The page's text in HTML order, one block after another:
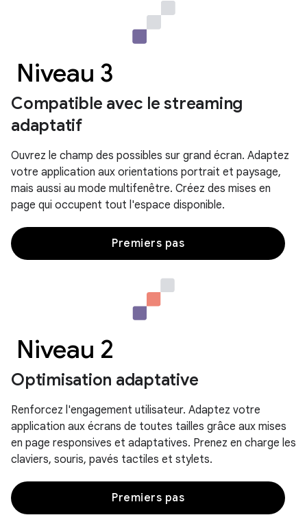
Niveau 3
Compatible avec le streaming
adaptatif
Ouvrez le champ des possibles sur grand écran. Adaptez
votre application aux orientations portrait et paysage,
mais aussi au mode multifenêtre. Créez des mises en
page qui occupent tout l'espace disponible.
Premiers pas
Niveau 2
Optimisation adaptative
Renforcez l'engagement utilisateur. Adaptez votre
application aux écrans de toutes tailles grâce aux mises
en page responsives et adaptatives. Prenez en charge les
claviers, souris, pavés tactiles et stylets.
Premiers pas